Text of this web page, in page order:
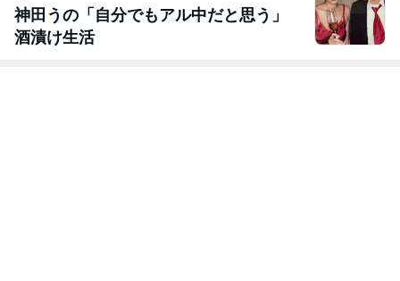
神田うの「自分でもアル中だと思う」
酒漬け生活